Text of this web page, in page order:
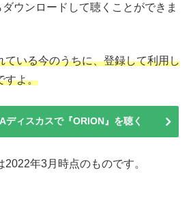
ダウンロードして聴くことができま
ている今のうちに、登録して利用し
すよ。
ィスカスで『ORION』を聴く
年3月時点のものです。